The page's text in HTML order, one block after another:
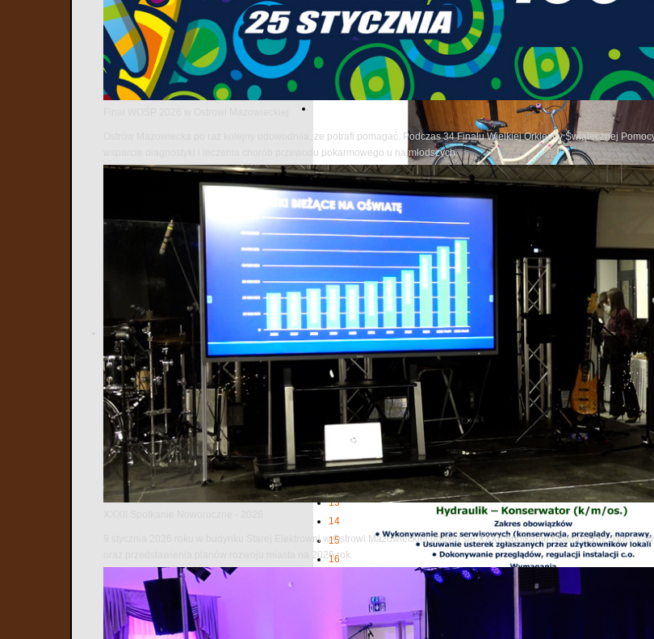
Ostrów Mazowiecka po raz kolejny udowodniła, że potrafi pomagać. Podczas 34 Finału Wielkiej Orkiestry Świątecznej
wsparcie diagnostyki i leczenia chorób przewodu pokarmowego u najmłodszych.
9 stycznia 2026 roku w budynku Starej Elektrowni w Ostrowi Mazowieckiej odbyło się XXXII Spotkanie Noworoczne, które
oraz przedstawienia planów rozwoju miasta na 2026 rok.
Najnowsze artykuły
2
4
5
6
7
9
11
12
13
14
15
16
19